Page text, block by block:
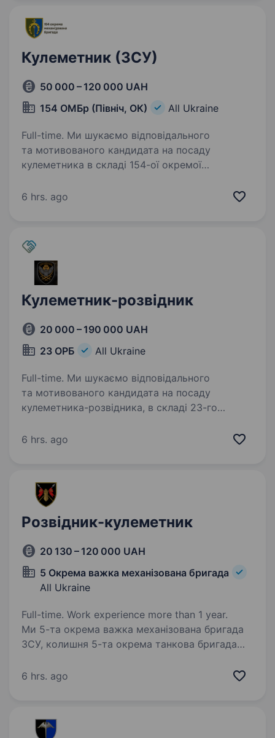
Кулеметник (ЗСУ)
50 000 – 120 000 UAH
154 ОМБр (Північ, ОК)
All Ukraine
Full-time. Ми шукаємо відповідального
та мотивованого кандидата на посаду
кулеметника в складі 154-ої окремої
корпусу Оперативного командування «Північ»
6 hrs. ago
Кулеметник-розвідник
20 000 – 190 000 UAH
23 ОРБ
All Ukraine
Full-time. Ми шукаємо відповідального
та мотивованого кандидата на посаду
кулеметника-розвідника, в складі 23-го
Армійського Корпусу. Вакансія підпадає під
6 hrs. ago
Розвідник-кулеметник
20 130 – 120 000 UAH
5 Окрема важка механізована бригада
All Ukraine
Full-time. Work experience more than 1 year.
Ми 5-та окрема важка механізована бригада
ЗСУ, колишня 5-та окрема танкова бригада
визнання в битві за Бахмут, коли його
6 hrs. ago